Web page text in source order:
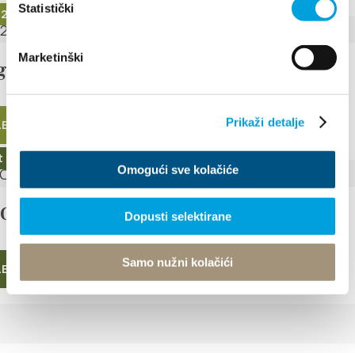
Statistički
Marketinški
Prikaži detalje
Omogući sve kolačiće
Dopusti selektirane
Samo nužni kolačići
- 1. Juli 2023
2023. - days of tradition
CONCERT